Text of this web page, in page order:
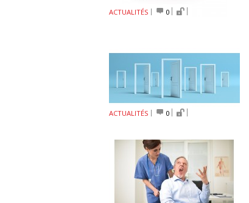
ACTUALITÉS 0
ACTUALITÉS 0